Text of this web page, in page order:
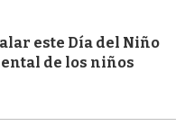
este Día del Niño
de los niños